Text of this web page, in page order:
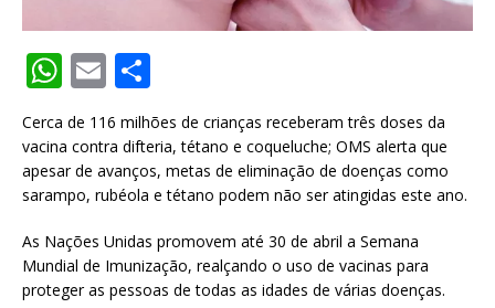
W
h
at
s
A
p
p
E
m
ai
l
h
ar
e
Cerca de 116 milhões de crianças receberam três doses da
vacina contra difteria, tétano e coqueluche; OMS alerta que
apesar de avanços, metas de eliminação de doenças como
sarampo, rubéola e tétano podem não ser atingidas este ano.
As Nações Unidas promovem até 30 de abril a Semana
Mundial de Imunização, realçando o uso de vacinas para
proteger as pessoas de todas as idades de várias doenças.